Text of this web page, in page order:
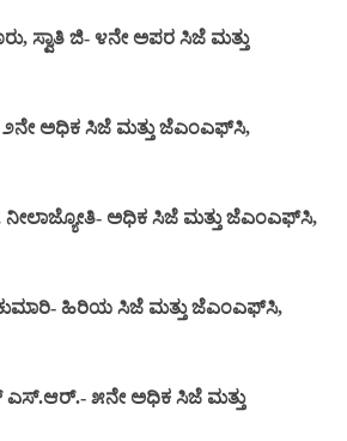
ಸ್ವಾತಿ ಜಿ- ೪ನೇ ಅಪರ ಸಿಜೆ ಮತ್ತು
೨ನೇ ಅಧಿಕ ಸಿಜೆ ಮತ್ತು ಜೆಎಂಎಫ್‌ಸಿ,
ನೀಲಾಜ್ಯೋತಿ- ಅಧಿಕ ಸಿಜೆ ಮತ್ತು ಜೆಎಂಎಫ್‌ಸಿ,
ಹಿರಿಯ ಸಿಜೆ ಮತ್ತು ಜೆಎಂಎಫ್‌ಸಿ,
ಎಸ್.ಆರ್.- ೫ನೇ ಅಧಿಕ ಸಿಜೆ ಮತ್ತು